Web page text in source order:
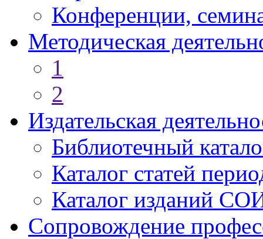
Конференции,
Методическая
1
2
Издательская
Библиотечный
Каталог статей
Каталог изданий
Сопровождение